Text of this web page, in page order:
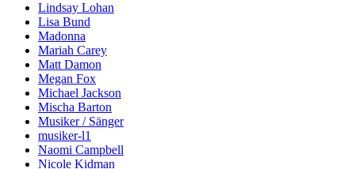
Lindsay Lohan
Lisa Bund
Madonna
Mariah Carey
Matt Damon
Megan Fox
Michael Jackson
Mischa Barton
Musiker / Sänger
musiker-l1
Naomi Campbell
Nicole Kidman